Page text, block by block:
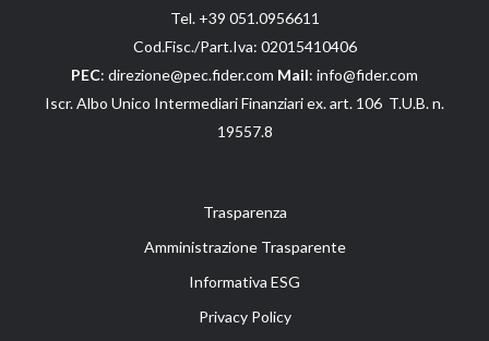
Tel. +39 051.0956611
Cod.Fisc./Part.Iva: 02015410406
PEC: direzione@pec.fider.comMail: info@fider.com
Iscr. Albo Unico Intermediari Finanziari ex. art. 106 T.U.B. n.
19557.8
Trasparenza
Amministrazione Trasparente
Informativa ESG
Privacy Policy